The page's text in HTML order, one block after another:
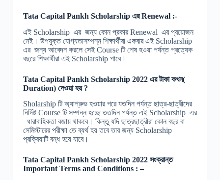
Tata Capital Pankh Scholarship এর Renewal :-
এই Scholarship এর জন্য কোন প্রকার Renewal এর প্রয়োজন
নেই। উপযুক্ত যোগ্যতাসম্পন্ন শিক্ষার্থীরা একবার এই Scholarship
এর জন্য আবেদন করলে সেই Course টি শেষ হওয়া পর্যন্ত প্রত্যেক
বছরে শিক্ষার্থীরা এই Scholarship পাবে।
Tata Capital Pankh Scholarship 2022 এর টাকা কখন(
Duration) দেওয়া হয় ?
Sholarship টি অ্যাপ্রুভ হওয়ার পরে যতদিন পর্যন্ত ছাত্র-ছাত্রীদের
নির্দিষ্ট Course টি সম্পন্ন হচ্ছে ততদিন পর্যন্ত এই Scholarship এর
ধারাবাহিকতা বজায় থাকবে। কিন্তু যদি ছাত্রছাত্রীরা কোন বছর বা
সেমিস্টারের পরীক্ষা তে ব্যর্থ হয় তবে তার জন্য Scholarship
প্রক্রিয়াটি বন্ধ হয়ে যাবে।
Tata Capital Pankh Scholarship 2022 সংক্রান্ত
Important Terms and Conditions : –